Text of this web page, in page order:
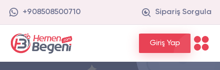
+908508500710 Sipariş Sorgula
Giriş Yap